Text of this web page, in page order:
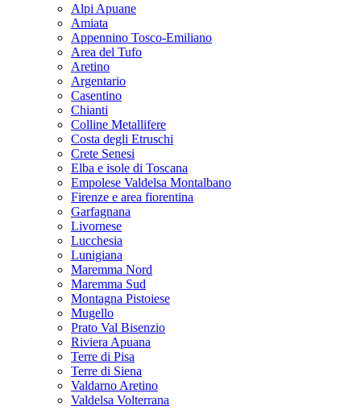
Alpi Apuane
Amiata
Appennino Tosco-Emiliano
Area del Tufo
Aretino
Argentario
Casentino
Chianti
Colline Metallifere
Costa degli Etruschi
Crete Senesi
Elba e isole di Toscana
Empolese Valdelsa Montalbano
Firenze e area fiorentina
Garfagnana
Livornese
Lucchesia
Lunigiana
Maremma Nord
Maremma Sud
Montagna Pistoiese
Mugello
Prato Val Bisenzio
Riviera Apuana
Terre di Pisa
Terre di Siena
Valdarno Aretino
Valdelsa Volterrana